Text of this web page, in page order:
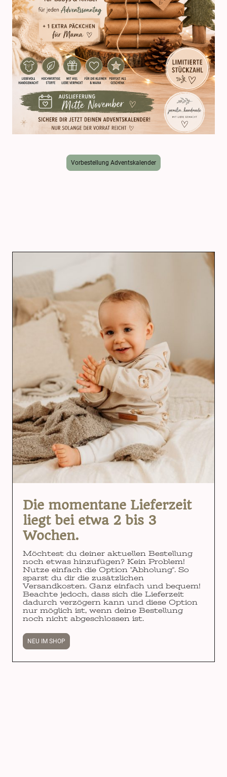
Vorbestellung Adventskalender
Die momentane Lieferzeit
liegt bei etwa 2 bis 3
Wochen.
Möchtest du deiner aktuellen Bestellung
noch etwas hinzufügen? Kein Problem!
Nutze einfach die Option "Abholung". So
sparst du dir die zusätzlichen
Versandkosten. Ganz einfach und bequem!
Beachte jedoch, dass sich die Lieferzeit
dadurch verzögern kann und diese Option
nur möglich ist, wenn deine Bestellung
noch nicht abgeschlossen ist.
NEU IM SHOP